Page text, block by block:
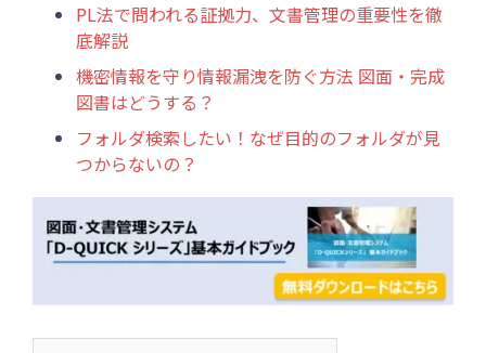
PL法で問われる証拠力、文書管理の重要性を徹
底解説
機密情報を守り情報漏洩を防ぐ方法 図面・完成
図書はどうする？
フォルダ検索したい！なぜ目的のフォルダが見
つからないの？